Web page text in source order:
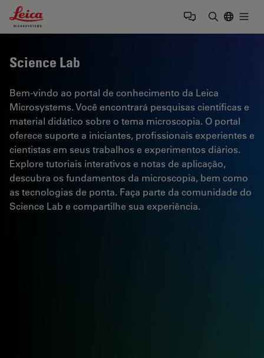
Leica Microsystems Logo
Science Lab
Bem-vindo ao portal de conhecimento da Leica
Microsystems. Você encontrará pesquisas científicas e
material didático sobre o tema microscopia. O portal
oferece suporte a iniciantes, profissionais experientes e
cientistas em seus trabalhos e experimentos diários.
Explore tutoriais interativos e notas de aplicação,
descubra os fundamentos da microscopia, bem como
as tecnologias de ponta. Faça parte da comunidade do
Science Lab e compartilhe sua experiência.